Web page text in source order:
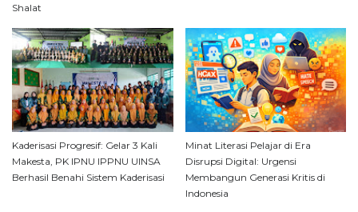
Shalat
Kaderisasi Progresif: Gelar 3 Kali
Makesta, PK IPNU IPPNU UINSA
Berhasil Benahi Sistem Kaderisasi
Minat Literasi Pelajar di Era
Disrupsi Digital: Urgensi
Membangun Generasi Kritis di
Indonesia